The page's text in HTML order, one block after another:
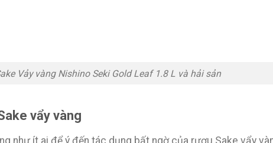
Vảy vàng Nishino Seki Gold Leaf 1.8 L và hải sản
vẩy vàng